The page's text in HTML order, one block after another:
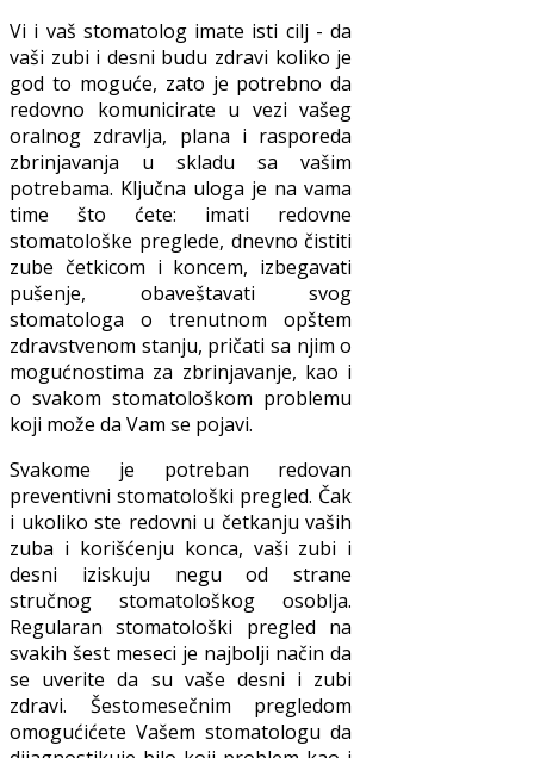
Vi i vaš stomatolog imate isti cilj - da
vaši zubi i desni budu zdravi koliko je
god to moguće, zato je potrebno da
redovno komunicirate u vezi vašeg
oralnog zdravlja, plana i rasporeda
zbrinjavanja u skladu sa vašim
potrebama. Ključna uloga je na vama
time što ćete: imati redovne
stomatološke preglede, dnevno čistiti
zube četkicom i koncem, izbegavati
pušenje, obaveštavati svog
stomatologa o trenutnom opštem
zdravstvenom stanju, pričati sa njim o
mogućnostima za zbrinjavanje, kao i
o svakom stomatološkom problemu
koji može da Vam se pojavi.
Svakome je potreban redovan
preventivni stomatološki pregled. Čak
i ukoliko ste redovni u četkanju vaših
zuba i korišćenju konca, vaši zubi i
desni iziskuju negu od strane
stručnog stomatološkog osoblja.
Regularan stomatološki pregled na
svakih šest meseci je najbolji način da
se uverite da su vaše desni i zubi
zdravi. Šestomesečnim pregledom
omogućićete Vašem stomatologu da